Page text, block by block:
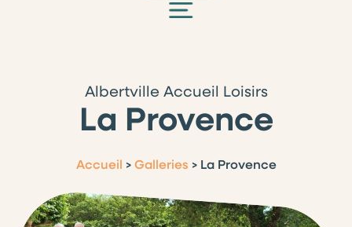
Albertville Accueil Loisirs
La Provence
Accueil >Galleries > La Provence